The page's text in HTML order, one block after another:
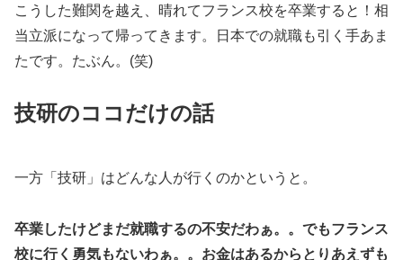
こうした難関を越え、晴れてフランス校を卒業すると！相
当立派になって帰ってきます。日本での就職も引く手あま
たです。たぶん。(笑)
技研のココだけの話
一方「技研」はどんな人が行くのかというと。
卒業したけどまだ就職するの不安だわぁ。。でもフランス
校に行く勇気もないわぁ。。お金はあるからとりあえずも